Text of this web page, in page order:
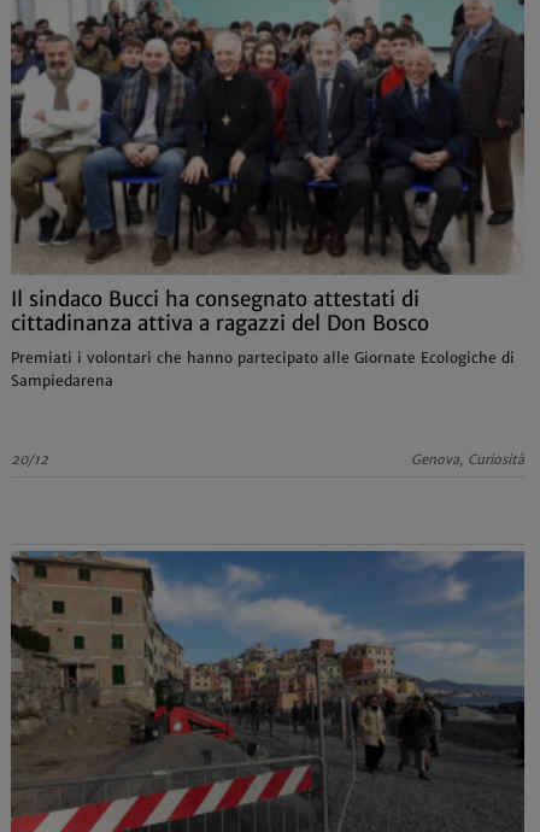
Il sindaco Bucci ha consegnato attestati di
cittadinanza attiva a ragazzi del Don Bosco
Premiati i volontari che hanno partecipato alle Giornate Ecologiche di
Sampiedarena
20/12 Genova, Curiosità